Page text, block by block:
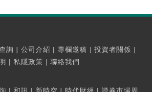
詢 | 公司介紹 | 專欄邀稿 | 投資者關係 |
| 私隱政策 | 聯絡我們